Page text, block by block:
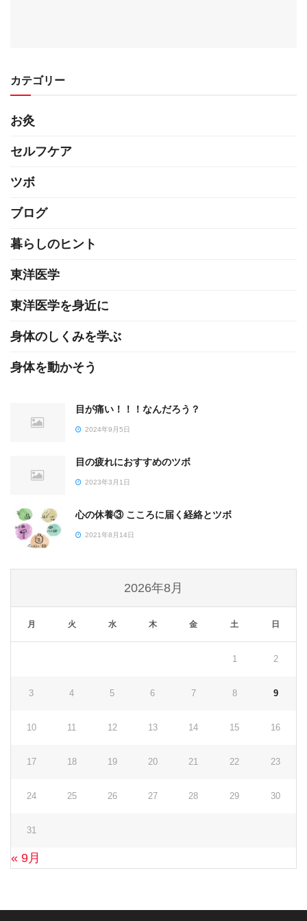
カテゴリー
お灸
セルフケア
ツボ
ブログ
暮らしのヒント
東洋医学
東洋医学を身近に
身体のしくみを学ぶ
身体を動かそう
目が痛い！！！なんだろう？
2024年9月5日
目の疲れにおすすめのツボ
2023年3月1日
心の休養③ こころに届く経絡とツボ
2021年8月14日
2026年8月
月 火 水 木 金 土 日
1 2
3 4 5 6 7 8 9
10 11 12 13 14 15 16
17 18 19 20 21 22 23
24 25 26 27 28 29 30
31
« 9月